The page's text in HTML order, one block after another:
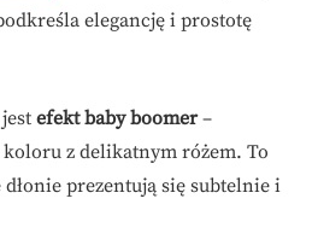
elegancję i prostotę
efekt baby boomer–
z delikatnym różem. To
prezentują się subtelnie i